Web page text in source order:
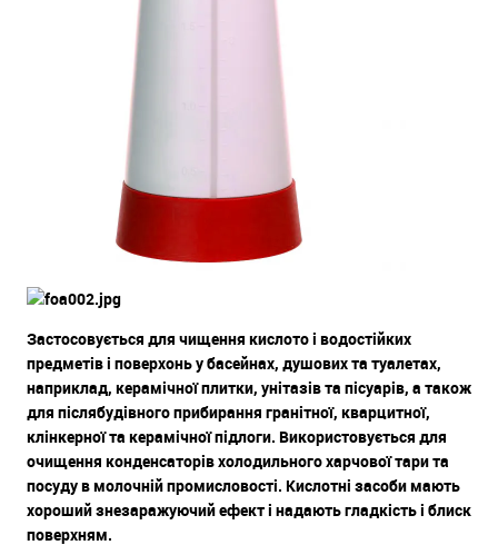
Застосовується для чищення кислото і водостійких
предметів і поверхонь у басейнах, душових та туалетах,
наприклад, керамічної плитки, унітазів та пісуарів, а також
для післябудівного прибирання гранітної, кварцитної,
клінкерної та керамічної підлоги. Використовується для
очищення конденсаторів холодильного харчової тари та
посуду в молочній промисловості. Кислотні засоби мають
хороший знезаражуючий ефект і надають гладкість і блиск
поверхням.